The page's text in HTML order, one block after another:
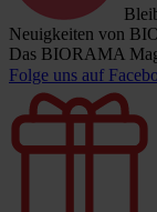
Neuigkeiten von
Das BIORAMA
Folge uns auf